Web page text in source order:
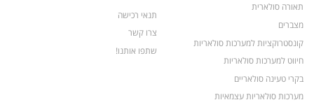
תאורה סולארית
מצברים
קונסטרוקציות למערכות סולאריות
חיווט למערכות סולאריות
בקרי טעינה סולאריים
מערכות סולאריות עצמאיות
תנאי רכישה
צרו קשר
שתפו אותנו!